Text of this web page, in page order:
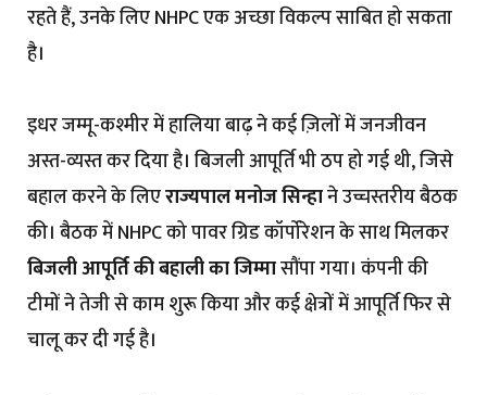
रहते हैं, उनके लिए NHPC एक अच्छा विकल्प साबित हो सकता
है।
इधर जम्मू-कश्मीर में हालिया बाढ़ ने कई ज़िलों में जनजीवन
अस्त-व्यस्त कर दिया है। बिजली आपूर्ति भी ठप हो गई थी, जिसे
बहाल करने के लिएराज्यपाल मनोज सिन्हाने उच्चस्तरीय बैठक
की। बैठक में NHPC को पावर ग्रिड कॉर्पोरेशन के साथ मिलकर
बिजली आपूर्ति की बहाली का जिम्मासौंपा गया। कंपनी की
टीमों ने तेजी से काम शुरू किया और कई क्षेत्रों में आपूर्ति फिर से
चालू कर दी गई है।